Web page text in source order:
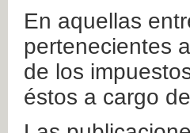
En aquellas
pertenecientes
de los
éstos a cargo